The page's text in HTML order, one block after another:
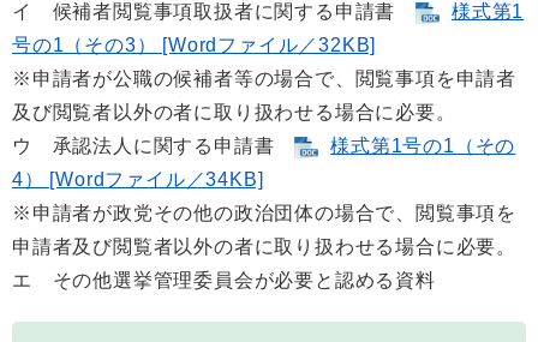
イ 候補者閲覧事項取扱者に関する申請書
様式第1
号の1（その3） [Wordファイル／32KB]
※申請者が公職の候補者等の場合で、閲覧事項を申請者
及び閲覧者以外の者に取り扱わせる場合に必要。
ウ 承認法人に関する申請書
様式第1号の1（その
4） [Wordファイル／34KB]
※申請者が政党その他の政治団体の場合で、閲覧事項を
申請者及び閲覧者以外の者に取り扱わせる場合に必要。
エ その他選挙管理委員会が必要と認める資料